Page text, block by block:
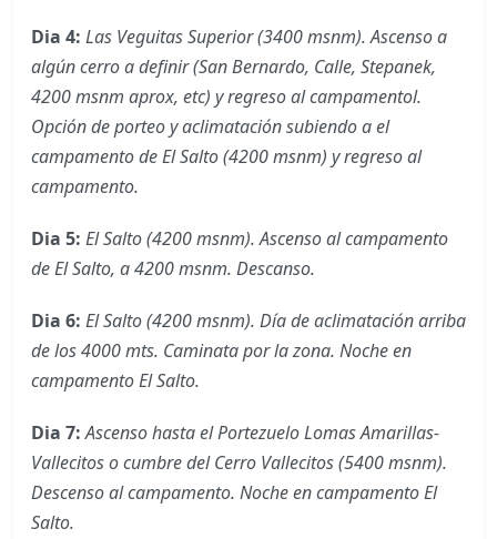
Dia 4: Las Veguitas Superior (3400 msnm). Ascenso a
algún cerro a definir (San Bernardo, Calle, Stepanek,
4200 msnm aprox, etc) y regreso al campamentol.
Opción de porteo y aclimatación subiendo a el
campamento de El Salto (4200 msnm) y regreso al
campamento.
Dia 5: El Salto (4200 msnm). Ascenso al campamento
de El Salto, a 4200 msnm. Descanso.
Dia 6: El Salto (4200 msnm). Día de aclimatación arriba
de los 4000 mts. Caminata por la zona. Noche en
campamento El Salto.
Dia 7: Ascenso hasta el Portezuelo Lomas Amarillas-
Vallecitos o cumbre del Cerro Vallecitos (5400 msnm).
Descenso al campamento. Noche en campamento El
Salto.